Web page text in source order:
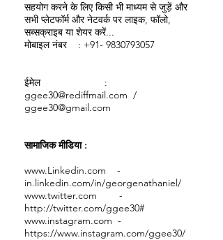
सहयोग करने के लिए किसी भी माध्यम से जुड़ें और
सभी प्लेटफॉर्म और नेटवर्क पर लाइक, फॉलो,
सब्सक्राइब या शेयर करें...
मोबाइल नंबर : +91- 9830793057
ईमेल :
ggee30@rediffmail.com /
ggee30@gmail.com
सामाजिक मीडिया :
www.Linkedin.com -
in.linkedin.com/in/georgenathaniel/
www.twitter.com -
http://twitter.com/ggee30#
www.instagram.com -
https://www.instagram.com/ggee30/